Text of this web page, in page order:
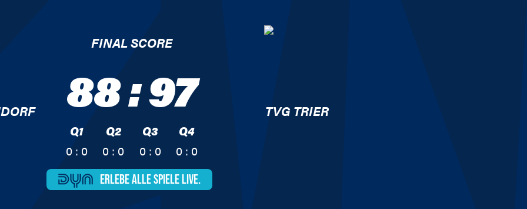
FINAL SCORE
88:97
Q1
0 : 0
Q2
0 : 0
Q3
0 : 0
Q4
0 : 0
TVG TRIER
ERLEBE ALLESPIELE LIVE.